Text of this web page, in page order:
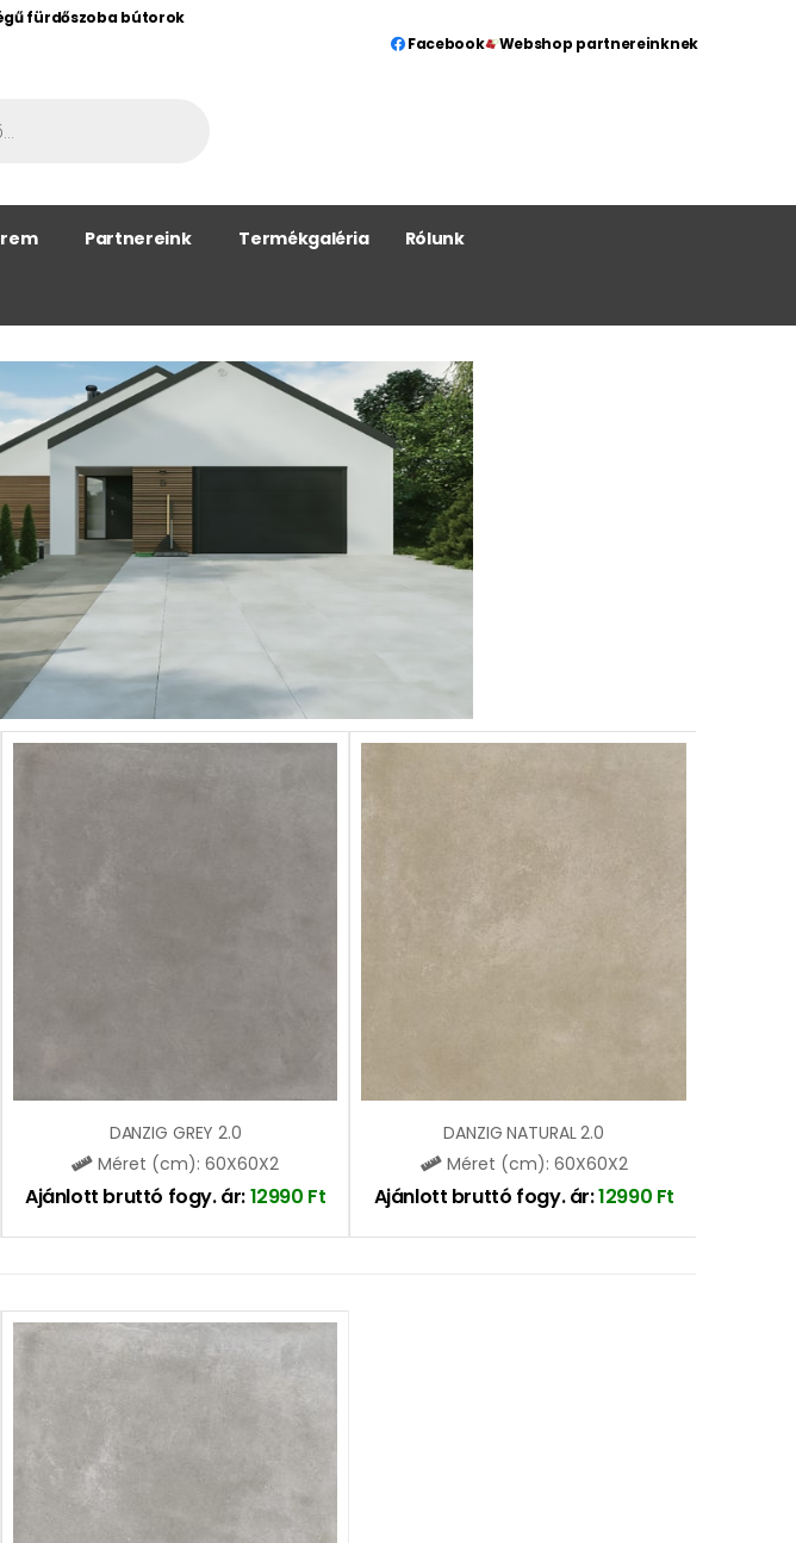
fürdőszoba bútorok
Facebook
Webshop partnereinknek
Partnereink Termékgaléria Rólunk
DANZIG GREY 2.0
Méret (cm): 60X60X2
Ajánlott bruttó fogy. ár:12990 Ft
DANZIG NATURAL 2.0
Méret (cm): 60X60X2
Ajánlott bruttó fogy. ár:12990 Ft